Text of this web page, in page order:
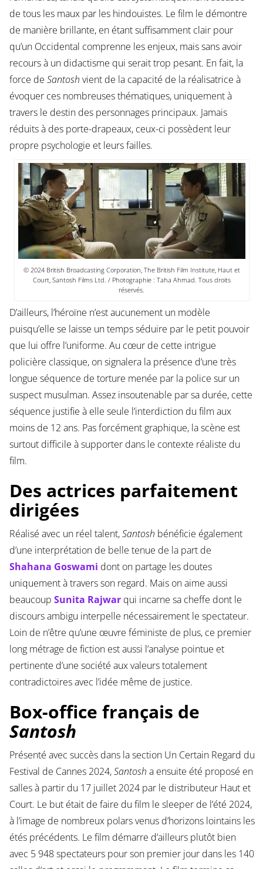
de tous les maux par les hindouistes. Le film le démontre
de manière brillante, en étant suffisamment clair pour
qu’un Occidental comprenne les enjeux, mais sans avoir
recours à un didactisme qui serait trop pesant. En fait, la
force de Santosh vient de la capacité de la réalisatrice à
évoquer ces nombreuses thématiques, uniquement à
travers le destin des personnages principaux. Jamais
réduits à des porte-drapeaux, ceux-ci possèdent leur
propre psychologie et leurs failles.
© 2024 British Broadcasting Corporation, The British Film Institute, Haut et
Court, Santosh Films Ltd. / Photographie : Taha Ahmad. Tous droits
réservés.
D’ailleurs, l’héroïne n’est aucunement un modèle
puisqu’elle se laisse un temps séduire par le petit pouvoir
que lui offre l’uniforme. Au cœur de cette intrigue
policière classique, on signalera la présence d’une très
longue séquence de torture menée par la police sur un
suspect musulman. Assez insoutenable par sa durée, cette
séquence justifie à elle seule l’interdiction du film aux
moins de 12 ans. Pas forcément graphique, la scène est
surtout difficile à supporter dans le contexte réaliste du
film.
Des actrices parfaitement
dirigées
Réalisé avec un réel talent,Santosh bénéficie également
d’une interprétation de belle tenue de la part de
Shahana Goswami dont on partage les doutes
uniquement à travers son regard. Mais on aime aussi
beaucoup Sunita Rajwarqui incarne sa cheffe dont le
discours ambigu interpelle nécessairement le spectateur.
Loin de n’être qu’une œuvre féministe de plus, ce premier
long métrage de fiction est aussi l’analyse pointue et
pertinente d’une société aux valeurs totalement
contradictoires avec l’idée même de justice.
Box-office français de
Santosh
Présenté avec succès dans la section Un Certain Regard du
Festival de Cannes 2024,Santosh a ensuite été proposé en
salles à partir du 17 juillet 2024 par le distributeur Haut et
Court. Le but était de faire du film le sleeper de l’été 2024,
à l’image de nombreux polars venus d’horizons lointains les
étés précédents. Le film démarre d’ailleurs plutôt bien
avec 5 948 spectateurs pour son premier jour dans les 140